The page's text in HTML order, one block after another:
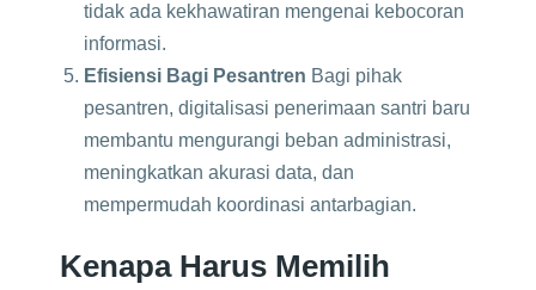
tidak ada kekhawatiran mengenai kebocoran
informasi.
Efisiensi Bagi Pesantren Bagi pihak
pesantren, digitalisasi penerimaan santri baru
membantu mengurangi beban administrasi,
meningkatkan akurasi data, dan
mempermudah koordinasi antarbagian.
Kenapa Harus Memilih